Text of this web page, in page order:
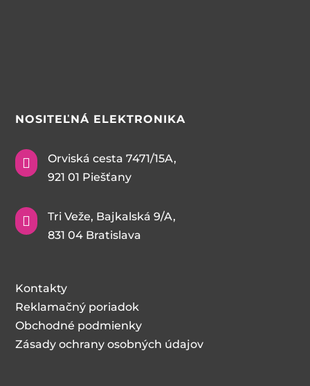
NOSITEĽNÁ ELEKTRONIKA

Orviská cesta 7471/15A,
921 01 Piešťany

Tri Veže, Bajkalská 9/A,
831 04 Bratislava
Kontakty
Reklamačný poriadok
Obchodné podmienky
Zásady ochrany osobných údajov